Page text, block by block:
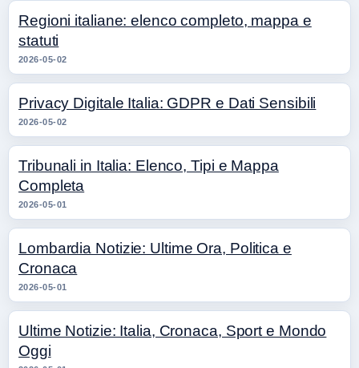
Regioni italiane: elenco completo, mappa e
statuti
2026-05-02
Privacy Digitale Italia: GDPR e Dati Sensibili
2026-05-02
Tribunali in Italia: Elenco, Tipi e Mappa
Completa
2026-05-01
Lombardia Notizie: Ultime Ora, Politica e
Cronaca
2026-05-01
Ultime Notizie: Italia, Cronaca, Sport e Mondo
Oggi